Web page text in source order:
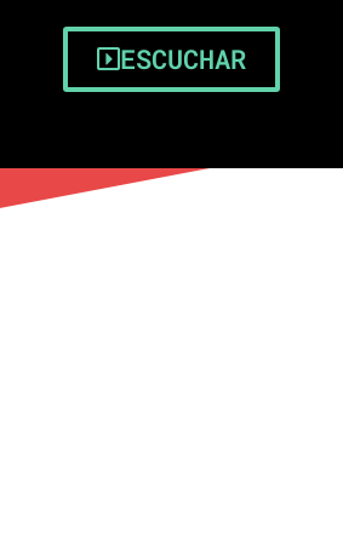
ESCUCHAR